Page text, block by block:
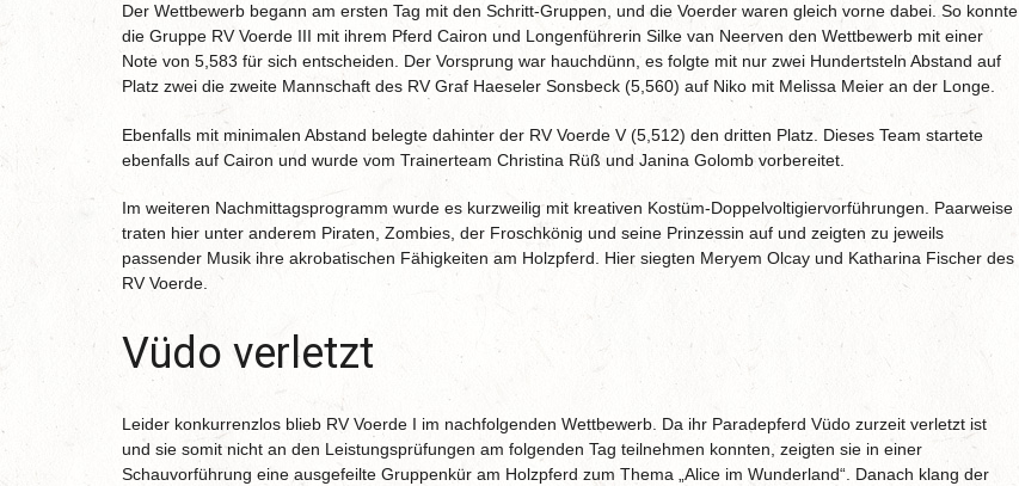
Der Wettbewerb begann am ersten Tag mit den Schritt-Gruppen, und die Voerder waren gleich vorne dabei. So konnte
die Gruppe RV Voerde III mit ihrem Pferd Cairon und Longenführerin Silke van Neerven den Wettbewerb mit einer
Note von 5,583 für sich entscheiden. Der Vorsprung war hauchdünn, es folgte mit nur zwei Hundertsteln Abstand auf
Platz zwei die zweite Mannschaft des RV Graf Haeseler Sonsbeck (5,560) auf Niko mit Melissa Meier an der Longe.
Ebenfalls mit minimalen Abstand belegte dahinter der RV Voerde V (5,512) den dritten Platz. Dieses Team startete
ebenfalls auf Cairon und wurde vom Trainerteam Christina Rüß und Janina Golomb vorbereitet.
Im weiteren Nachmittagsprogramm wurde es kurzweilig mit kreativen Kostüm-Doppelvoltigiervorführungen. Paarweise
traten hier unter anderem Piraten, Zombies, der Froschkönig und seine Prinzessin auf und zeigten zu jeweils
passender Musik ihre akrobatischen Fähigkeiten am Holzpferd. Hier siegten Meryem Olcay und Katharina Fischer des
RV Voerde.
Vüdo verletzt
Leider konkurrenzlos blieb RV Voerde I im nachfolgenden Wettbewerb. Da ihr Paradepferd Vüdo zurzeit verletzt ist
und sie somit nicht an den Leistungsprüfungen am folgenden Tag teilnehmen konnten, zeigten sie in einer
Schauvorführung eine ausgefeilte Gruppenkür am Holzpferd zum Thema „Alice im Wunderland“. Danach klang der